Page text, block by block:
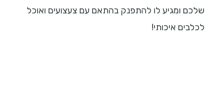
שלכם ומגיע לו להתפנק בהתאם עם צעצועים ואוכל
לכלבים איכותי!